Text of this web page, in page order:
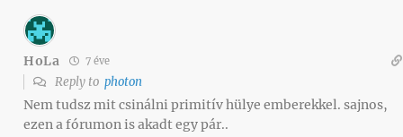
HoLa 7 éve
Reply to photon
Nem tudsz mit csinálni primitív hülye emberekkel. sajnos,
ezen a fórumon is akadt egy pár..